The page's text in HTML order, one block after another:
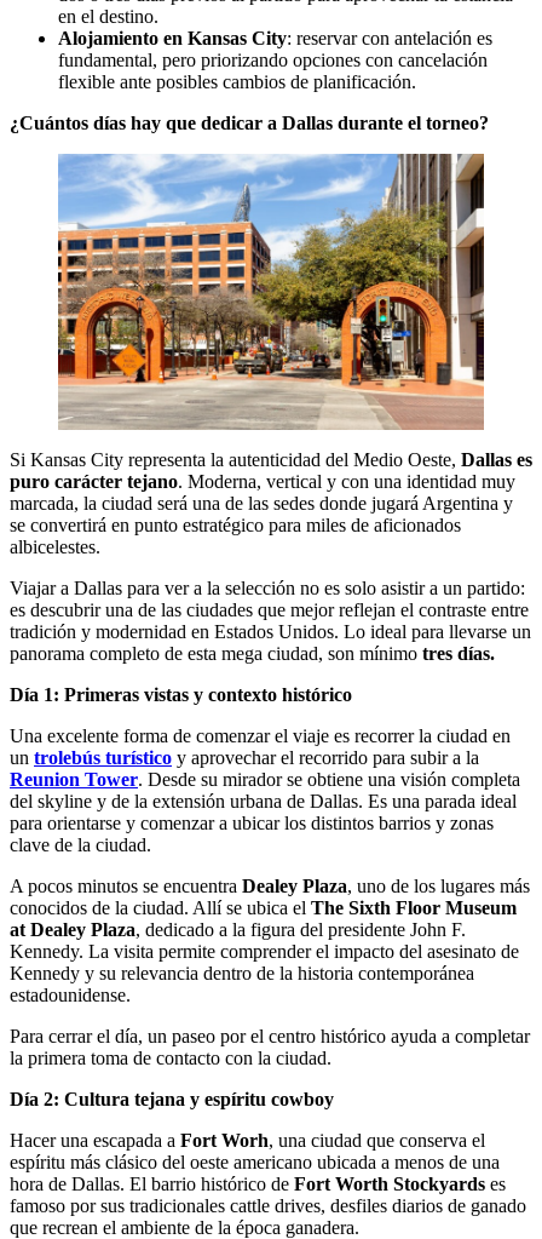
en el destino.
Alojamiento en Kansas City: reservar con antelación es
fundamental, pero priorizando opciones con cancelación
flexible ante posibles cambios de planificación.
¿Cuántos días hay que dedicar a Dallas durante el torneo?
Si Kansas City representa la autenticidad del Medio Oeste, Dallas es
puro carácter tejano. Moderna, vertical y con una identidad muy
marcada, la ciudad será una de las sedes donde jugará Argentina y
se convertirá en punto estratégico para miles de aficionados
albicelestes.
Viajar a Dallas para ver a la selección no es solo asistir a un partido:
es descubrir una de las ciudades que mejor reflejan el contraste entre
tradición y modernidad en Estados Unidos. Lo ideal para llevarse un
panorama completo de esta mega ciudad, son mínimo tres días.
Día 1: Primeras vistas y contexto histórico
Una excelente forma de comenzar el viaje es recorrer la ciudad en
un trolebús turístico y aprovechar el recorrido para subir a la
Reunion Tower. Desde su mirador se obtiene una visión completa
del skyline y de la extensión urbana de Dallas. Es una parada ideal
para orientarse y comenzar a ubicar los distintos barrios y zonas
clave de la ciudad.
A pocos minutos se encuentra Dealey Plaza, uno de los lugares más
conocidos de la ciudad. Allí se ubica el The Sixth Floor Museum
at Dealey Plaza, dedicado a la figura del presidente John F.
Kennedy. La visita permite comprender el impacto del asesinato de
Kennedy y su relevancia dentro de la historia contemporánea
estadounidense.
Para cerrar el día, un paseo por el centro histórico ayuda a completar
la primera toma de contacto con la ciudad.
Día 2: Cultura tejana y espíritu cowboy
Hacer una escapada a Fort Worh, una ciudad que conserva el
espíritu más clásico del oeste americano ubicada a menos de una
hora de Dallas. El barrio histórico de Fort Worth Stockyards es
famoso por sus tradicionales cattle drives, desfiles diarios de ganado
que recrean el ambiente de la época ganadera.